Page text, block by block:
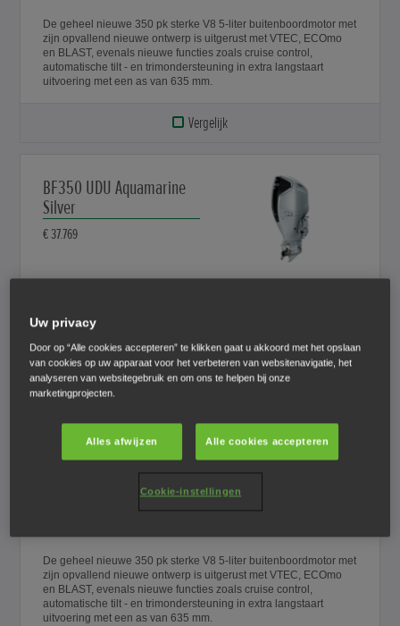
De geheel nieuwe 350 pk sterke V8 5-liter buitenboordmotor met
zijn opvallend nieuwe ontwerp is uitgerust met VTEC, ECOmo
en BLAST, evenals nieuwe functies zoals cruise control,
automatische tilt - en trimondersteuning in extra langstaart
uitvoering met een as van 635 mm.
Vergelijk
BF350 UDU Aquamarine
Silver
€ 37.769
en BLAST, evenals nieuwe functies zoals cruise control,
uitvoering met een as van 762 mm.
BF350 XDU Grand Prix
De geheel nieuwe 350 pk sterke V8 5-liter buitenboordmotor met
zijn opvallend nieuwe ontwerp is uitgerust met VTEC, ECOmo
en BLAST, evenals nieuwe functies zoals cruise control,
automatische tilt - en trimondersteuning in extra langstaart
uitvoering met een as van 635 mm.
Uw privacy
Door op “Alle cookies accepteren” te klikken gaat u akkoord met het opslaan
van cookies op uw apparaat voor het verbeteren van websitenavigatie, het
analyseren van websitegebruik en om ons te helpen bij onze
marketingprojecten.
Alles afwijzen Alle cookies accepteren
Cookie-instellingen